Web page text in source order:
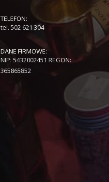
TELEFON:
tel. 502 621 304
DANE FIRMOWE:
NIP: 5432002451 REGON:
365865852